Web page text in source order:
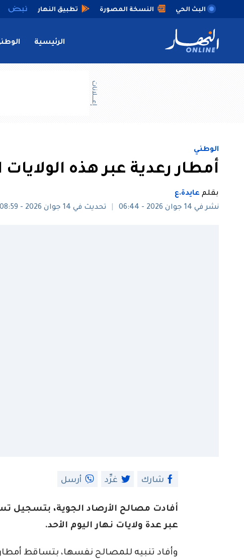
البث الحي النسخة المصورة تطبيق النهار
الرئيسية
إعــــلانات
الوطني
أمطار رعدية عبر هذه الولايات
بقلم عايدة.ع
نشر في 14 جوان 2026 - 06:44
تحديث في 14 جوان 2026 - 08:59
شارك غرِّد أرسل
أفادت مصالح الأرصاد الجوية، بتسجيل
عبر عدة ولايات نهار اليوم الأحد.
وأفاد تنبيه للمصالح نفسها، بتساقط